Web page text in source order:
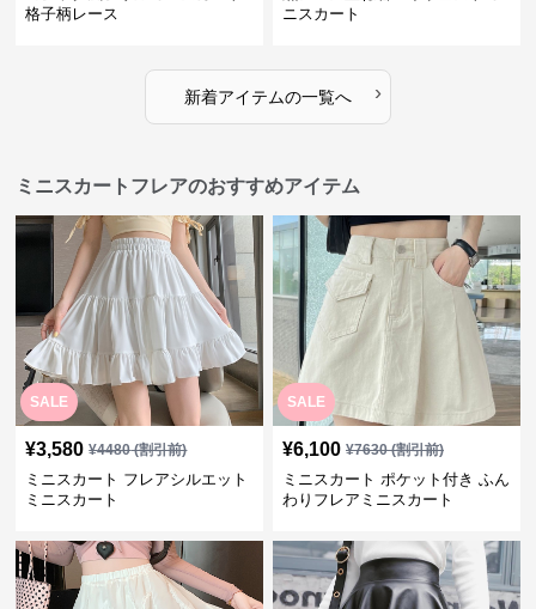
格子柄レース
ニスカート
新着アイテムの一覧へ ›
ミニスカートフレアのおすすめアイテム
SALE
¥3,580 ¥4480(割引前)
ミニスカート フレアシルエット
ミニスカート
SALE
¥6,100 ¥7630(割引前)
ミニスカート ポケット付き ふん
わりフレアミニスカート